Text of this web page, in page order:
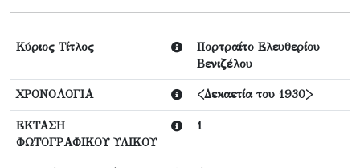
Κύριος Τίτλος
Πορτραίτο Ελευθερίου
Βενιζέλου
ΧΡΟΝΟΛΟΓΙΑ <Δεκαετία του 1930>
ΕΚΤΑΣΗ
ΦΩΤΟΓΡΑΦΙΚΟΥ ΥΛΙΚΟΥ
1